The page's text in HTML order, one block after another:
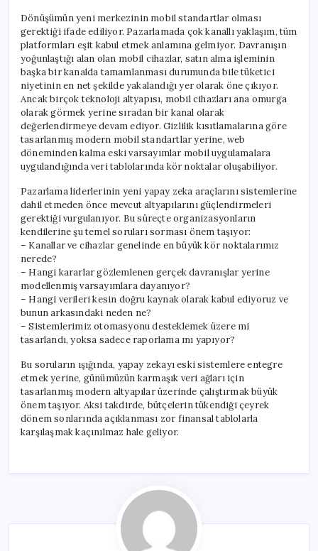
Dönüşümün yeni merkezinin mobil standartlar olması
gerektiği ifade ediliyor. Pazarlamada çok kanallı yaklaşım, tüm
platformları eşit kabul etmek anlamına gelmiyor. Davranışın
yoğunlaştığı alan olan mobil cihazlar, satın alma işleminin
başka bir kanalda tamamlanması durumunda bile tüketici
niyetinin en net şekilde yakalandığı yer olarak öne çıkıyor.
Ancak birçok teknoloji altyapısı, mobil cihazları ana omurga
olarak görmek yerine sıradan bir kanal olarak
değerlendirmeye devam ediyor. Gizlilik kısıtlamalarına göre
tasarlanmış modern mobil standartlar yerine, web
döneminden kalma eski varsayımlar mobil uygulamalara
uygulandığında veri tablolarında kör noktalar oluşabiliyor.
Pazarlama liderlerinin yeni yapay zeka araçlarını sistemlerine
dahil etmeden önce mevcut altyapılarını güçlendirmeleri
gerektiği vurgulanıyor. Bu süreçte organizasyonların
kendilerine şu temel soruları sorması önem taşıyor:
– Kanallar ve cihazlar genelinde en büyük kör noktalarımız
nerede?
– Hangi kararlar gözlemlenen gerçek davranışlar yerine
modellenmiş varsayımlara dayanıyor?
– Hangi verileri kesin doğru kaynak olarak kabul ediyoruz ve
bunun arkasındaki neden ne?
– Sistemlerimiz otomasyonu desteklemek üzere mi
tasarlandı, yoksa sadece raporlama mı yapıyor?
Bu soruların ışığında, yapay zekayı eski sistemlere entegre
etmek yerine, günümüzün karmaşık veri ağları için
tasarlanmış modern altyapılar üzerinde çalıştırmak büyük
önem taşıyor. Aksi takdirde, bütçelerin tükendiği çeyrek
dönem sonlarında açıklanması zor finansal tablolarla
karşılaşmak kaçınılmaz hale geliyor.